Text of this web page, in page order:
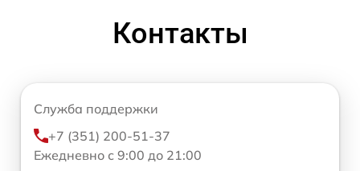
Контакты
Служба поддержки
+7 (351) 200-51-37
Ежедневно с 9:00 до 21:00